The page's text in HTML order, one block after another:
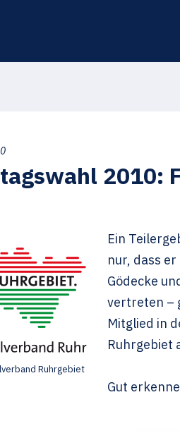
2010:
Ruhrgebiet
Ein
nur, dass
Gödecke
vertreten –
Mitglied in
Ruhrgebiet
Gut